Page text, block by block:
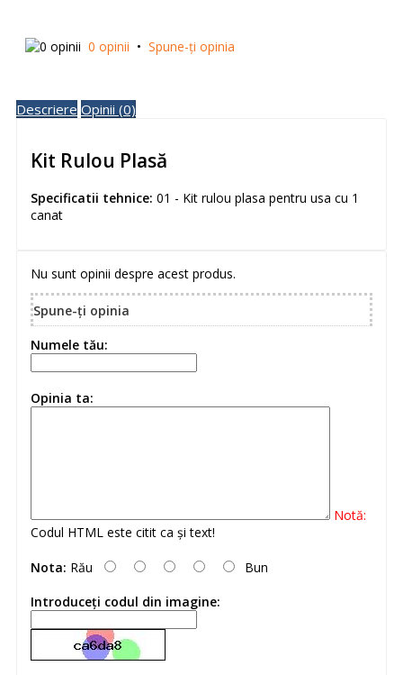
0 opinii • Spune-ţi opinia
Descriere Opinii (0)
Kit Rulou Plasă
Specificatii tehnice: 01 - Kit rulou plasa pentru usa cu 1
canat
Nu sunt opinii despre acest produs.
Spune-ţi opinia
Numele tău:
Opinia ta:
Notă:
Codul HTML este citit ca şi text!
Nota: Rău
Bun
Introduceţi codul din imagine: